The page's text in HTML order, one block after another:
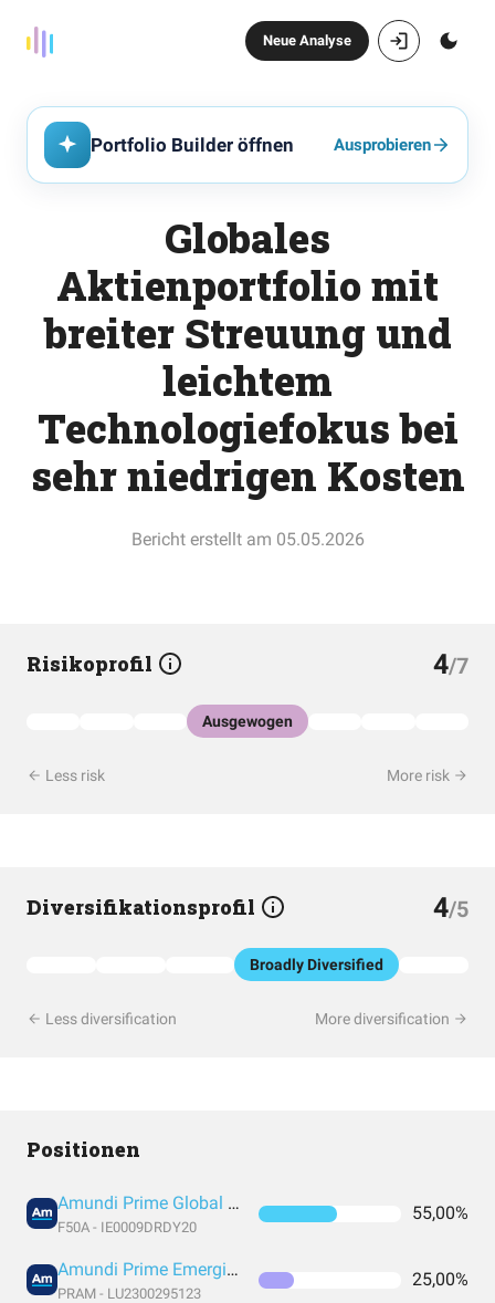
Neue Analyse
Portfolio Builder öffnen Ausprobieren
Globales
Aktienportfolio mit
breiter Streuung und
leichtem
Technologiefokus bei
sehr niedrigen Kosten
Bericht erstellt am 05.05.2026
Risikoprofil 4/7
Ausgewogen
Less risk More risk
Diversifikationsprofil 4/5
Broadly Diversified
Less diversification More diversification
Positionen
Amundi Prime Global UCITS ETF Acc EUR
F50A - IE0009DRDY20
55,00%
Amundi Prime Emerging Markets UCITS ETF DR (C)
PRAM - LU2300295123
25,00%